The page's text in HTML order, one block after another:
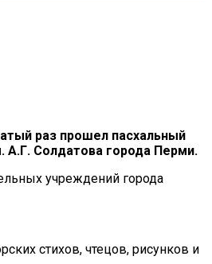
раз прошел пасхальный
А.Г. Солдатова города Перми.
учреждений города
стихов, чтецов, рисунков и